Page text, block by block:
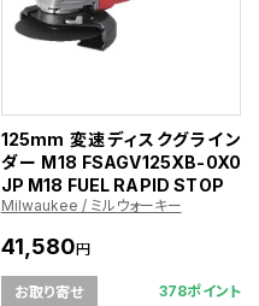
125mm 変速ディスクグライン
ダー M18 FSAGV125XB-0X0
JP M18 FUEL RAPID STOP
Milwaukee / ミルウォーキー
41,580円
お取り寄せ 378ポイント